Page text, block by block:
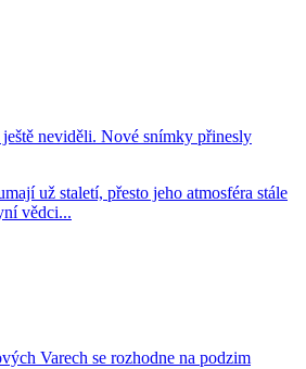
neviděli. Nové snímky přinesly
už staletí, přesto jeho atmosféra stále
vědci...
Varech se rozhodne na podzim